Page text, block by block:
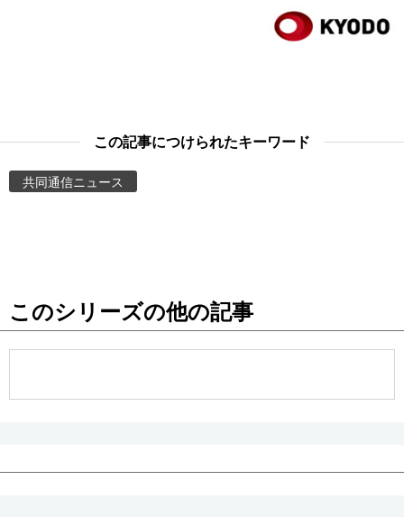
東京
この記事につけられたキーワード
共同通信ニュース
このシリーズの他の記事